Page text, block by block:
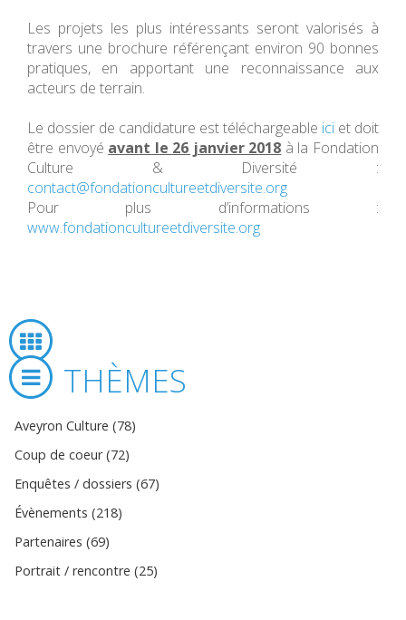
Les projets les plus intéressants seront valorisés à
travers une brochure référençant environ 90 bonnes
pratiques, en apportant une reconnaissance aux
acteurs de terrain.
Le dossier de candidature est téléchargeable ici et doit
être envoyé avant le 26 janvier 2018 à la Fondation
Culture & Diversité :
contact@fondationcultureetdiversite.org
Pour plus d’informations :
www.fondationcultureetdiversite.org
THÈMES
Aveyron Culture (78)
Coup de coeur (72)
Enquêtes / dossiers (67)
Évènements (218)
Partenaires (69)
Portrait / rencontre (25)